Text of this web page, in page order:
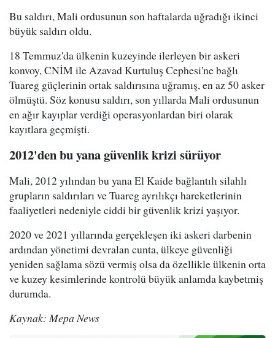
Bu saldırı, Mali ordusunun son haftalarda uğradığı ikinci
büyük saldırı oldu.
18 Temmuz'da ülkenin kuzeyinde ilerleyen bir askeri
konvoy, CNİM ile Azavad Kurtuluş Cephesi'ne bağlı
Tuareg güçlerinin ortak saldırısına uğramış, en az 50 asker
ölmüştü. Söz konusu saldırı, son yıllarda Mali ordusunun
en ağır kayıplar verdiği operasyonlardan biri olarak
kayıtlara geçmişti.
2012'den bu yana güvenlik krizi sürüyor
Mali, 2012 yılından bu yana El Kaide bağlantılı silahlı
grupların saldırıları ve Tuareg ayrılıkçı hareketlerinin
faaliyetleri nedeniyle ciddi bir güvenlik krizi yaşıyor.
2020 ve 2021 yıllarında gerçekleşen iki askeri darbenin
ardından yönetimi devralan cunta, ülkeye güvenliği
yeniden sağlama sözü vermiş olsa da özellikle ülkenin orta
ve kuzey kesimlerinde kontrolü büyük anlamda kaybetmiş
durumda.
Kaynak: Mepa News